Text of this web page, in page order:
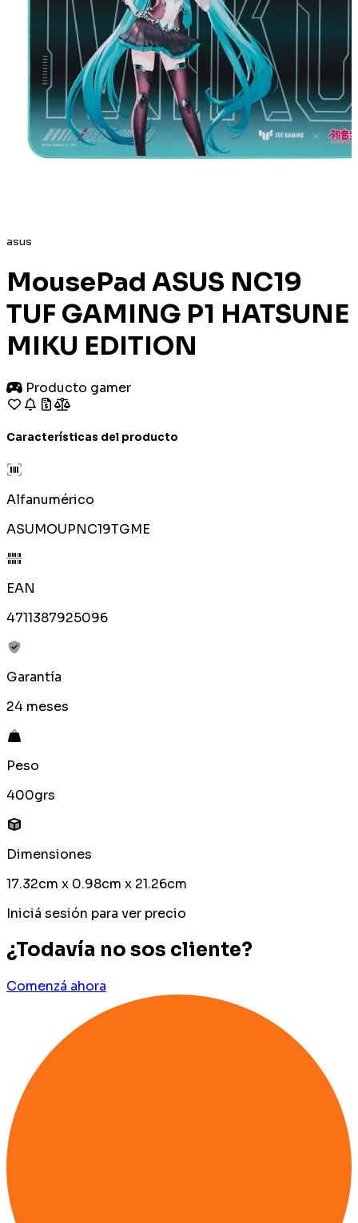
asus
MousePad ASUS NC19
TUF GAMING P1 HATSUNE
MIKU EDITION
Producto gamer
Características del producto
Alfanumérico
ASUMOUPNC19TGME
EAN
4711387925096
Garantía
24 meses
Peso
400grs
Dimensiones
17.32cm x 0.98cm x 21.26cm
Iniciá sesión para ver precio
¿Todavía no sos cliente?
Comenzá ahora